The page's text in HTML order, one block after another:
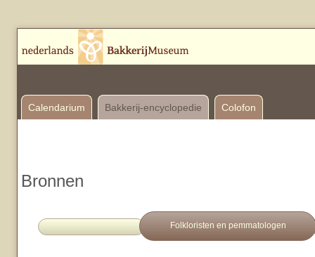
Calendarium Bakkerij-encyclopedie Colofon
Bronnen
Folkloristen en pemmatologen